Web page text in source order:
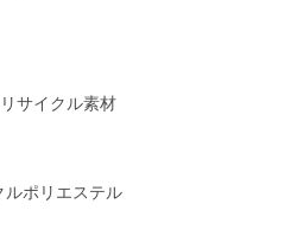
サイクル素材
ルポリエステル